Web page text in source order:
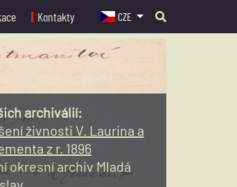
Kontakty CZE
archiválií:
živnosti V. Laurina a
z r. 1896
okresní archiv Mladá